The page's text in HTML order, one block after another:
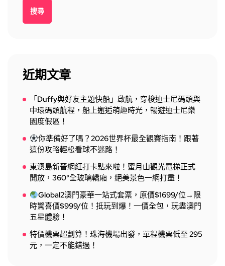
搜尋
近期文章
「Duffy與好友主題快船」啟航，穿梭迪士尼碼頭與
中環碼頭航程，船上邂逅萌趣時光，暢遊迪士尼樂
園度假區！
你準備好了嗎？2026世界杯最全觀賽指南！跟著
這份攻略輕松看球不迷路！
東澳島新晉網紅打卡點來啦！蜜月山觀光電梯正式
開放，360°全玻璃轎廂，絕美景色一網打盡！
Global2澳門豪華一站式套票，原價$1699/位→限
時驚喜價$999/位！抵玩到爆！一價全包，玩盡澳門
五星體驗！
特價機票超劃算！珠海機場出發，單程機票低至 295
元，一定不能錯過！